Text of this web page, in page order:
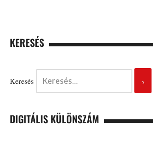
KERESÉS
Keresés
DIGITÁLIS KÜLÖNSZÁM